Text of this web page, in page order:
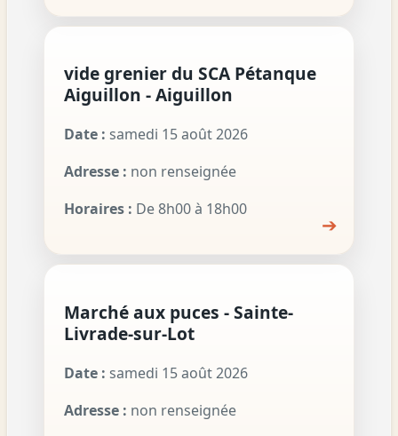
vide grenier du SCA Pétanque
Aiguillon - Aiguillon
Date : samedi 15 août 2026
Adresse : non renseignée
Horaires : De 8h00 à 18h00
➔
Marché aux puces - Sainte-
Livrade-sur-Lot
Date : samedi 15 août 2026
Adresse : non renseignée